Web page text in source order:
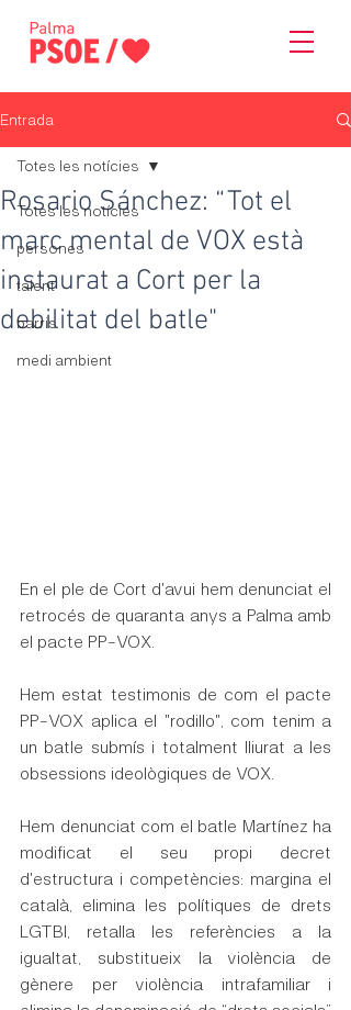
Entrada
Totes les notícies
persones
talent
barris
medi ambient
Totes les notícies
Rosario Sánchez: “Tot el
marc mental de VOX està
instaurat a Cort per la
debilitat del batle"
En el ple de Cort d'avui hem denunciat el
retrocés de quaranta anys a Palma amb
el pacte PP-VOX.
Hem estat testimonis de com el pacte
PP-VOX aplica el "rodillo", com tenim a
un batle submís i totalment lliurat a les
obsessions ideològiques de VOX.
Hem denunciat com el batle Martínez ha
modificat el seu propi decret
d'estructura i competències: margina el
català, elimina les polítiques de drets
LGTBI, retalla les referències a la
igualtat, substitueix la violència de
gènere per violència intrafamiliar i